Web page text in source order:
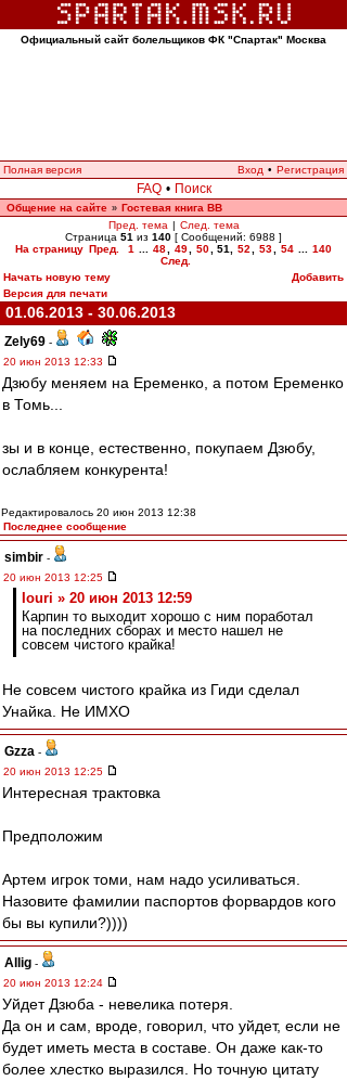
Официальный сайт болельщиков ФК "Спартак" Москва
Полная версия Вход • Регистрация
FAQ • Поиск
Общение на сайте » Гостевая книга ВВ
Пред. тема | След. тема
Страница 51 из 140 [ Сообщений: 6988 ]
На страницу Пред. 1 48 49 50 51 52 53 54
140
След.
Начать новую тему
Добавить
Версия для печати
01.06.2013 - 30.06.2013
Zely69 -
20 июн 2013 12:33
Дзюбу меняем на Еременко, а потом Еременко
в Томь...
зы и в конце, естественно, покупаем Дзюбу,
ослабляем конкурента!
Редактировалось 20 июн 2013 12:38
Последнее сообщение
simbir -
20 июн 2013 12:25
Iouri » 20 июн 2013 12:59
Карпин то выходит хорошо с ним поработал
на последних сборах и место нашел не
совсем чистого крайка!
Не совсем чистого крайка из Гиди сделал
Унайка. Не ИМХО
Gzza -
20 июн 2013 12:25
Интересная трактовка
Предположим
Артем игрок томи, нам надо усиливаться.
Назовите фамилии паспортов форвардов кого
бы вы купили?))))
Allig -
20 июн 2013 12:24
Уйдет Дзюба - невелика потеря.
Да он и сам, вроде, говорил, что уйдет, если не
будет иметь места в составе. Он даже как-то
более хлестко выразился. Но точную цитату